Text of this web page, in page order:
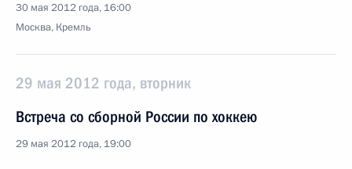
30 мая 2012 года, 16:00
Москва, Кремль
29 мая 2012 года, вторник
Встреча со сборной России по хоккею
29 мая 2012 года, 19:00